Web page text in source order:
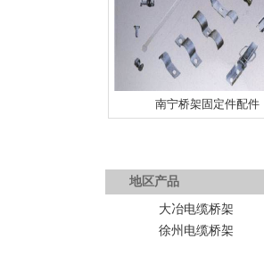
南宁桥架固定件配件
地区产品
大冶电缆桥架
徐州电缆桥架